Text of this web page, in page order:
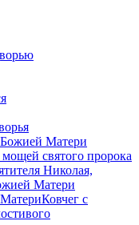
Матери
святого пророка
Николая,
Матери
Ковчег с